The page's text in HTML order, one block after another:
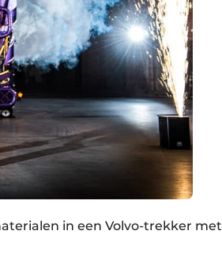
in een Volvo-trekker met